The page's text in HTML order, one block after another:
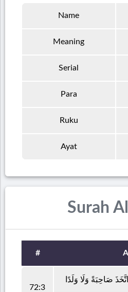
Name
Meaning
Serial
Para
Ruku
Ayat
Surah
#
72:3
صَاحِبَةً وَلَا وَلَدًا